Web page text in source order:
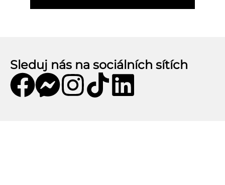
Sleduj nás na sociálních sítích